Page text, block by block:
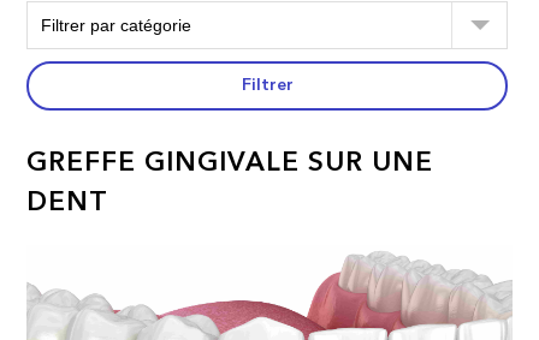
Filtrer
GREFFE GINGIVALE SUR UNE
DENT